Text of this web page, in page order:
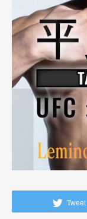
Tweet